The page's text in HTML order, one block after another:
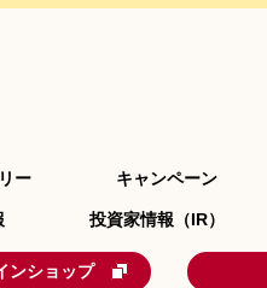
ー キャンペーン
投資家情報（IR）
ンショップ